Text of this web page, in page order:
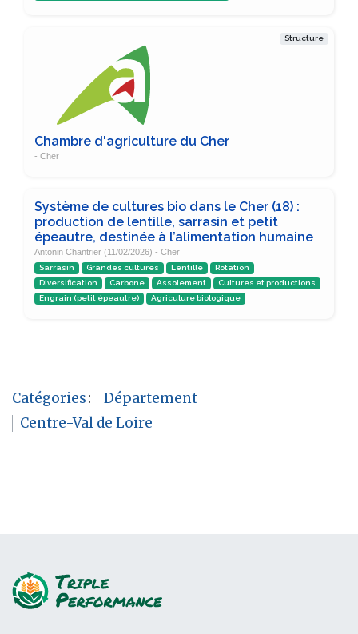
Structure
Chambre d'agriculture du Cher
- Cher
Système de cultures bio dans le Cher (18) :
production de lentille, sarrasin et petit
épeautre, destinée à l’alimentation humaine
Antonin Chantrier (11/02/2026) - Cher
Sarrasin Grandes cultures Lentille
Rotation
Diversification
Carbone Assolement
Cultures et productions
Engrain (petit épeautre)
Agriculure biologique
Catégories:
Département
Centre-Val de Loire